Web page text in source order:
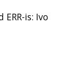
is: Ivo